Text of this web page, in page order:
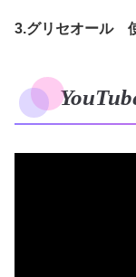
3.グリセオール